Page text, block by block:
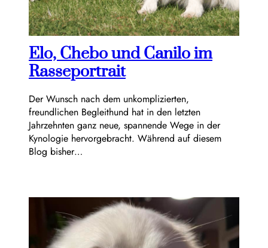
Elo, Chebo und Canilo im
Rasseportrait
Der Wunsch nach dem unkomplizierten,
freundlichen Begleithund hat in den letzten
Jahrzehnten ganz neue, spannende Wege in der
Kynologie hervorgebracht. Während auf diesem
Blog bisher…